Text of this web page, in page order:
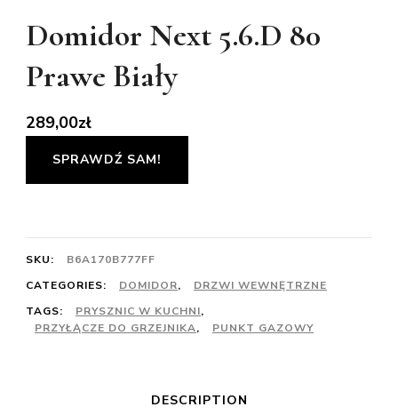
Domidor Next 5.6.D 80
Prawe Biały
289,00zł
SPRAWDŹ SAM!
SKU:
B6A170B777FF
CATEGORIES:
DOMIDOR,
DRZWI WEWNĘTRZNE
TAGS:
PRYSZNIC W KUCHNI,
PRZYŁĄCZE DO GRZEJNIKA, PUNKT GAZOWY
DESCRIPTION